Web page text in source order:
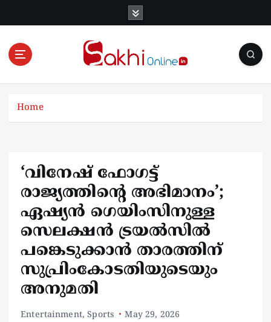
Online News Portal
Home
‘വിനേഷ് ഫോഗട്ട്
രാജ്യത്തിന്റെ അഭിമാനം’;
ഏഷ്യന്‍ ഗെയിംസിനുള്ള
സെലക്ഷന്‍ ട്രയല്‍സില്‍
പങ്കെടുക്കാന്‍ താരത്തിന്
സുപ്രിംകോടതിയുടെയും
അനുമതി
Entertainment,Sports May 29, 2026